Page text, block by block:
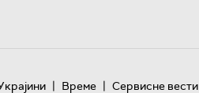
| Време | Сервисне вести